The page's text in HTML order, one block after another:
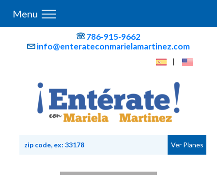
786-915-9662
info@enterateconmarielamartinez.com
|
Menu